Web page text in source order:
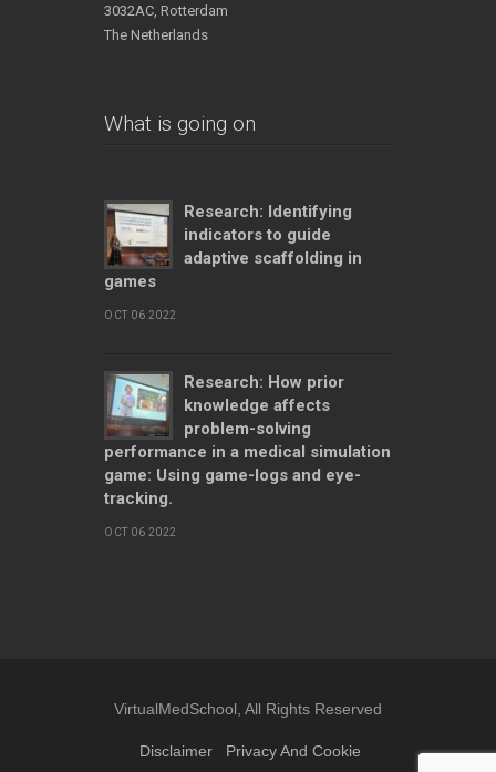
3032AC, Rotterdam
The Netherlands
What is going on
Research: Identifying
indicators to guide
adaptive scaffolding in
games
OCT 06 2022
Research: How prior
knowledge affects
problem-solving
performance in a medical simulation
game: Using game-logs and eye-
tracking.
OCT 06 2022
VirtualMedSchool, All Rights Reserved
Disclaimer Privacy And Cookie